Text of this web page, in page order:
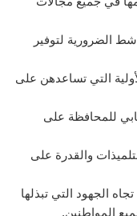
الضرورية لتوفير
التي تساعدهن على
للمحافظة على
والقدرة على
الجهود التي تبذلها
المواطنين.